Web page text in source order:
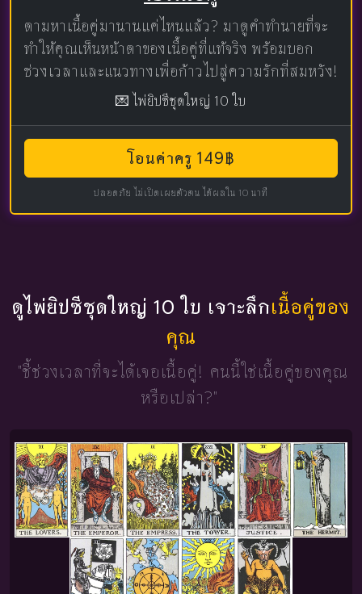
ตามหาเนื้อคู่มานานแค่ไหนแล้ว? มาดูคำทำนายที่จะ
ทำให้คุณเห็นหน้าตาของเนื้อคู่ที่แท้จริง พร้อมบอก
ช่วงเวลาและแนวทางเพื่อก้าวไปสู่ความรักที่สมหวัง!
💌 ไพ่ยิปซีชุดใหญ่ 10 ใบ
โอนค่าครู 149฿
ปลอดภัย ไม่เปิดเผยตัวตน ได้ผลใน 10 นาที
ดูไพ่ยิปซีชุดใหญ่ 10 ใบ เจาะลึกเนื้อคู่ของ
คุณ
"ชี้ช่วงเวลาที่จะได้เจอเนื้อคู่! คนนี้ใช่เนื้อคู่ของคุณ
หรือเปล่า?"